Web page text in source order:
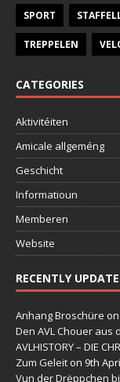
SPORT
TREPPELEN
CATEGORIES
Aktivitéiten
Amicale allgeméng
Geschicht
Informatioun
Memberen
Website
RECENTLY
Anhang Broschüre
Den AVL Chouer aus
AVLHISTORY – DIE
Zum Geleit on 9th
Vun der Drëppchen